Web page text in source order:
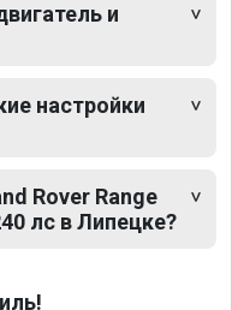
и
настройки
Rover Range
лс в Липецке?